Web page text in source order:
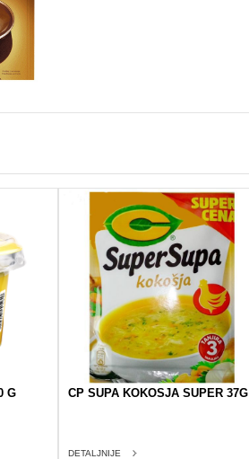
G CP SUPA KOKOSJA SUPER 37G
DETALJNIJE